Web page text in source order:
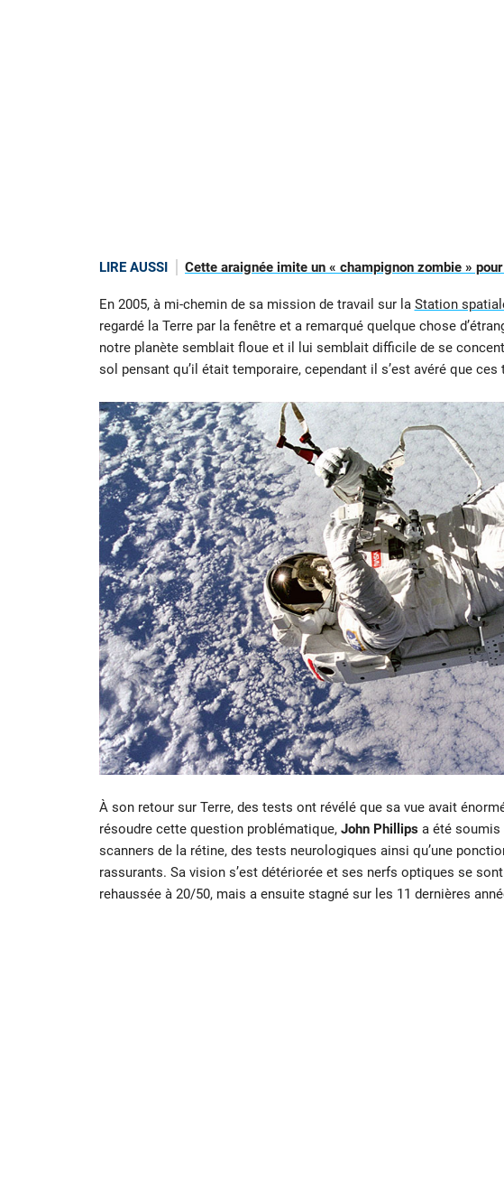
LIRE AUSSI Cette araignée imite un « champignon zombie »
En 2005, à mi-chemin de sa mission de travail sur la Station
regardé la Terre par la fenêtre et a remarqué quelque chose
notre planète semblait floue et il lui semblait difficile de se
sol pensant qu’il était temporaire, cependant il s’est avéré que
À son retour sur Terre, des tests ont révélé que sa vue avait
résoudre cette question problématique, John Phillipsa été soumis
scanners de la rétine, des tests neurologiques ainsi qu’une
rassurants. Sa vision s’est détériorée et ses nerfs optiques se
rehaussée à 20/50, mais a ensuite stagné sur les 11 dernières